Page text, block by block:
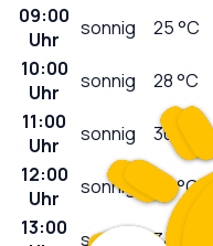
09:00
Uhr
sonnig 25°C
10:00
Uhr
sonnig 28°C
11:00
Uhr
sonnig 30
12:00
Uhr
sonnig °C
13:00 sonnig 34